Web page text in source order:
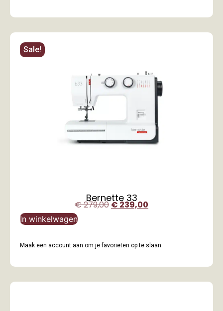
Sale!
Bernette 33
€279,00 €239,00
In winkelwagen
Maak een account aan om je favorieten op te slaan.